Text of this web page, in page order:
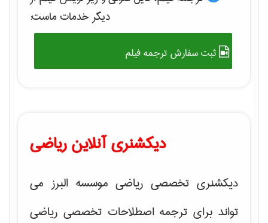
دیگر خدمات ماست:
ثبت سفارش ترجمه فیلم
دیکشنری آنلاین ریاضی
دیکشنری تخصصی ریاضی موسسه البرز می
تواند برای ترجمه اصطلاحات تخصصی ریاضی